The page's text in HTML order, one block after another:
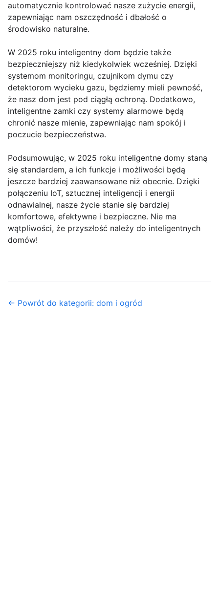
automatycznie kontrolować nasze zużycie energii,
zapewniając nam oszczędność i dbałość o
środowisko naturalne.
W 2025 roku inteligentny dom będzie także
bezpieczniejszy niż kiedykolwiek wcześniej. Dzięki
systemom monitoringu, czujnikom dymu czy
detektorom wycieku gazu, będziemy mieli pewność,
że nasz dom jest pod ciągłą ochroną. Dodatkowo,
inteligentne zamki czy systemy alarmowe będą
chronić nasze mienie, zapewniając nam spokój i
poczucie bezpieczeństwa.
Podsumowując, w 2025 roku inteligentne domy staną
się standardem, a ich funkcje i możliwości będą
jeszcze bardziej zaawansowane niż obecnie. Dzięki
połączeniu IoT, sztucznej inteligencji i energii
odnawialnej, nasze życie stanie się bardziej
komfortowe, efektywne i bezpieczne. Nie ma
wątpliwości, że przyszłość należy do inteligentnych
domów!
← Powrót do kategorii: dom i ogród